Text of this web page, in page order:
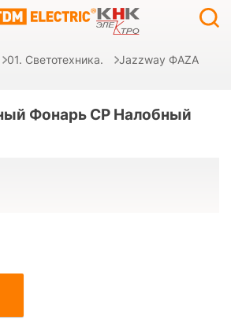
01. Светотехника. Jazzway ФAZA
Фонарь CP Налобный